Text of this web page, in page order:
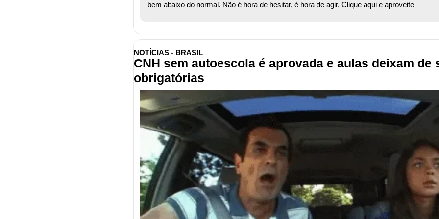
bem abaixo do normal. Não é hora de hesitar, é hora de agir. Clique aqui e aproveite!
NOTÍCIAS - BRASIL
CNH sem autoescola é aprovada e aulas deixam de
obrigatórias